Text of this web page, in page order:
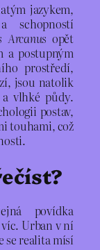
jazykem,
schopností
Arcanus opět
a postupným
prostředí,
jsou natolik
vlhké půdy.
postav,
touhami, což
povídka
Urban v ní
se realita mísí